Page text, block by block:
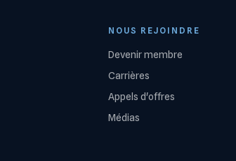
NOUS REJOINDRE
Devenir membre
Carrières
Appels d'offres
Médias